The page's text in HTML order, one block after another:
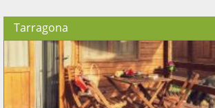
Tarragona